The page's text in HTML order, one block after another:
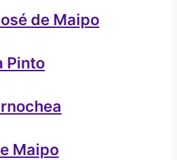
de Maipo
Pinto
Maipo